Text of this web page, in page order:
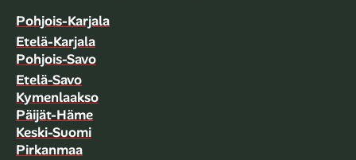
Pohjois-Karjala
Etelä-Karjala
Pohjois-Savo
Etelä-Savo
Kymenlaakso
Päijät-Häme
Keski-Suomi
Pirkanmaa